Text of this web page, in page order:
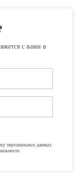
с вами в
персональных данных